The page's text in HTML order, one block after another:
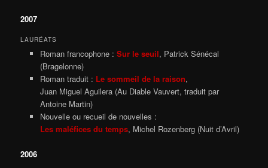
2007
LAURÉATS
Roman francophone : Sur le seuil, Patrick Sénécal
(Bragelonne)
Roman traduit : Le sommeil de la raison,
Juan Miguel Aguilera (Au Diable Vauvert, traduit par
Antoine Martin)
Nouvelle ou recueil de nouvelles :
Les maléfices du temps, Michel Rozenberg (Nuit d’Avril)
2006